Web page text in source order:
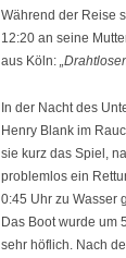
Während der Reise
12:20 an seine
aus Köln:
In der Nacht des
Henry Blank im
sie kurz das Spiel,
problemlos ein
0:45 Uhr zu Wasser
Das Boot wurde um
sehr höflich. Nach